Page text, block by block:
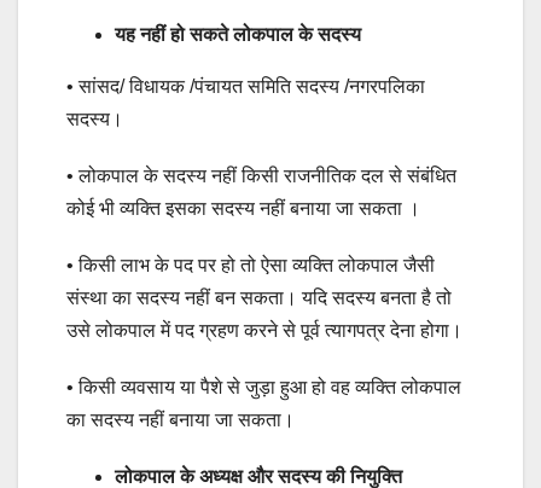
यह नहीं हो सकते लोकपाल के सदस्य
• सांसद/ विधायक /पंचायत समिति सदस्य /नगरपलिका
सदस्य।
• लोकपाल के सदस्य नहीं किसी राजनीतिक दल से संबंधित
कोई भी व्यक्ति इसका सदस्य नहीं बनाया जा सकता ।
• किसी लाभ के पद पर हो तो ऐसा व्यक्ति लोकपाल जैसी
संस्था का सदस्य नहीं बन सकता। यदि सदस्य बनता है तो
उसे लोकपाल में पद ग्रहण करने से पूर्व त्यागपत्र देना होगा।
• किसी व्यवसाय या पैशे से जुड़ा हुआ हो वह व्यक्ति लोकपाल
का सदस्य नहीं बनाया जा सकता।
लोकपाल के अध्यक्ष और सदस्य की नियुक्ति